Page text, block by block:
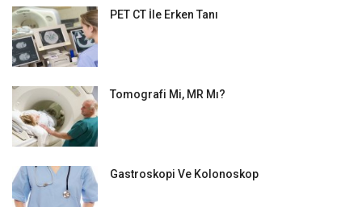
PET CT İle Erken Tanı
Tomografi Mi, MR Mı?
Gastroskopi Ve Kolonoskop